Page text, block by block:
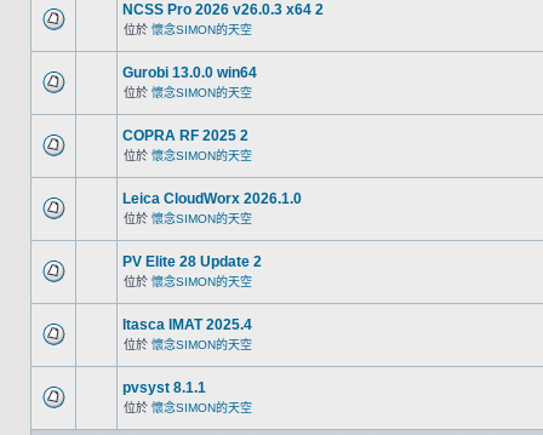
NCSS Pro 2026 v26.0.3 x64 2
位於 懷念SIMON的天空
Gurobi 13.0.0 win64
位於 懷念SIMON的天空
COPRA RF 2025 2
位於 懷念SIMON的天空
Leica CloudWorx 2026.1.0
位於 懷念SIMON的天空
PV Elite 28 Update 2
位於 懷念SIMON的天空
Itasca IMAT 2025.4
位於 懷念SIMON的天空
pvsyst 8.1.1
位於 懷念SIMON的天空